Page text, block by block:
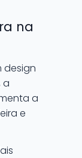
na
design
a
a
e